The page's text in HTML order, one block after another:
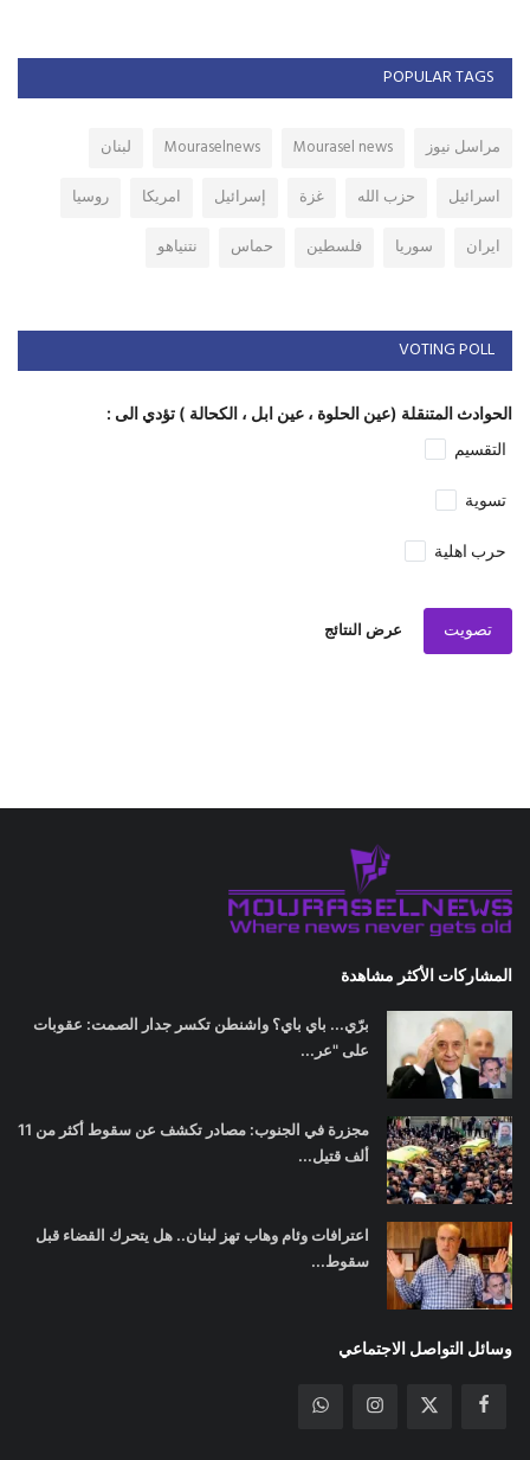
POPULAR TAGS
مراسل نيوز Mourasel news
Mouraselnews
لبنان
اسرائيل
حزب الله غزة إسرائيل امريكا
روسيا
ايران
سوريا فلسطين حماس نتنياهو
VOTING POLL
الحوادث المتنقلة (عين الحلوة ، عين ابل ، الكحالة ) تؤدي الى :
التقسيم
تسوية
حرب اهلية
تصويت عرض النتائج
المشاركات الأكثر مشاهدة
برّي... باي باي؟ واشنطن تكسر جدار الصمت: عقوبات
على "عر...
مجزرة في الجنوب: مصادر تكشف عن سقوط أكثر من 11
ألف قتيل...
اعترافات وئام وهاب تهز لبنان.. هل يتحرك القضاء قبل
سقوط...
وسائل التواصل الاجتماعي